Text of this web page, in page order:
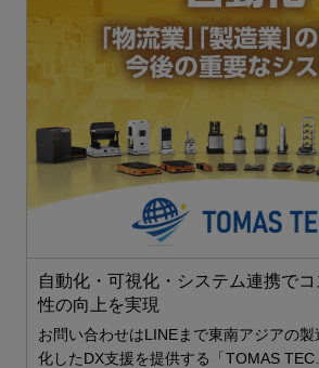
自動化・可視化・システム連携で
性の向上を実現
お問い合わせはLINEまで東南アジアの
化したDX支援を提供する「TOMAS